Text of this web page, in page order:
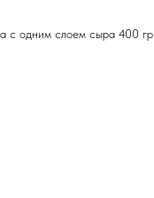
с одним слоем сыра 400 гр.